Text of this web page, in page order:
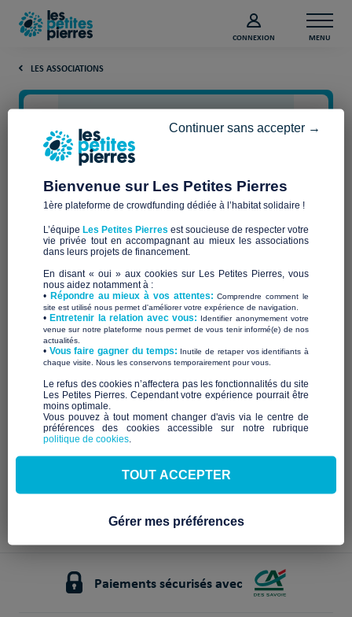
CONNEXION MENU
LES ASSOCIATIONS
Projet indigo
Qui sommes-nous ?
Description à venir
Notre mission et nos
engagements
À venir
Paiements sécurisés avec
Bienvenue sur Les Petites Pierres
1ère plateforme de crowdfunding dédiée à l’habitat solidaire !
L’équipe Les Petites Pierres est soucieuse de respecter votre
vie privée tout en accompagnant au mieux les associations
dans leurs projets de financement.
En disant « oui » aux cookies sur Les Petites Pierres, vous
nous aidez notamment à :
• Répondre au mieux à vos attentes:Comprendre comment le
site est utilisé nous permet d'améliorer votre expérience de navigation.
•Entretenir la relation avec vous: Identifier anonymement votre
venue sur notre plateforme nous permet de vous tenir informé(e) de nos
actualités.
​• Vous faire gagner du temps: Inutile de retaper vos identifiants à
chaque visite. Nous les conservons temporairement pour vous.
​Le refus des cookies n’affectera pas les fonctionnalités du site
Les Petites Pierres. Cependant votre expérience pourrait être
moins optimale.​
Vous pouvez à tout moment changer d'avis via le centre de
préférences des cookies accessible sur notre rubrique
politique de cookies
Continuer sans accepter →
TOUT ACCEPTER
Gérer mes préférences